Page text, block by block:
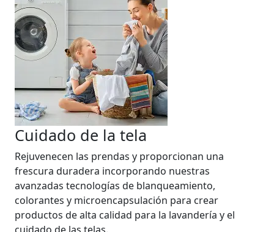
Cuidado de la tela
Rejuvenecen las prendas y proporcionan una
frescura duradera incorporando nuestras
avanzadas tecnologías de blanqueamiento,
colorantes y microencapsulación para crear
productos de alta calidad para la lavandería y el